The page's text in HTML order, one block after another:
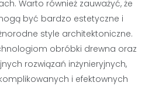
Warto również zauważyć, że
być bardzo estetyczne i
style architektoniczne.
obróbki drewna oraz
rozwiązań inżynieryjnych,
i efektownych